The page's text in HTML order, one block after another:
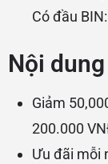
Có đầu BIN:
Nội
Giảm
200.000
Ưu đãi mỗi